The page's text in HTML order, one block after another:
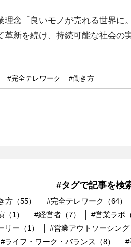
理念「良いモノが売れる世界に
革新を続け、持続可能な社会の
#完全テレワーク #働き方
#タグで記事を検
方（55） #完全テレワーク（64）
（1） #経営者（7） #営業ラボ
リー（1） #営業アウトソーシング
#ライフ・ワーク・バランス（8） #